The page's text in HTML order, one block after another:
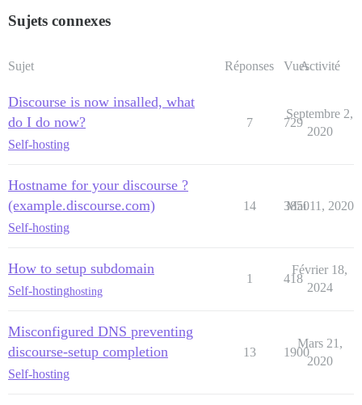
Sujets connexes
Sujet Réponses VuesActivité
Discourse is now insalled, what
do I do now?
Self-hosting
7 729
Septembre 2,
2020
Hostname for your discourse ?
(example.discourse.com)
Self-hosting
14 3850
Mai 11, 2020
How to setup subdomain
Self-hostinghosting
1 418
Février 18,
2024
Misconfigured DNS preventing
discourse-setup completion
Self-hosting
13 1900
Mars 21,
2020